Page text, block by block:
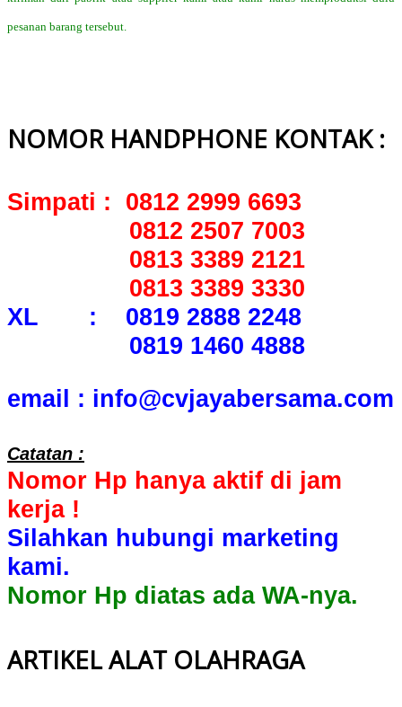
pesanan barang tersebut.
NOMOR HANDPHONE KONTAK :
Simpati : 0812 2999 6693
0812 2507 7003
0813 3389 2121
0813 3389 3330
XL : 0819 2888 2248
0819 1460 4888
email : info@cvjayabersama.com
Catatan :
Nomor Hp hanya aktif di jam
kerja !
Silahkan hubungi marketing
kami.
Nomor Hp diatas ada WA-nya.
ARTIKEL ALAT OLAHRAGA